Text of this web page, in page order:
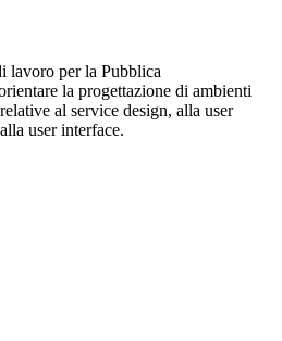
lavoro per la Pubblica
la progettazione di ambienti
al service design, alla user
user interface.